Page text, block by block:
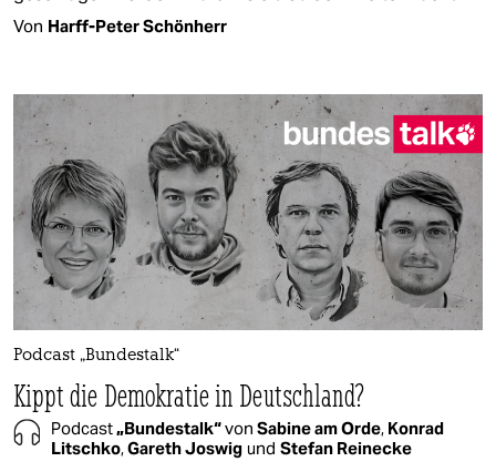
Von Harff-Peter Schönherr
Podcast „Bundestalk“
Kippt die Demokratie in Deutschland?
Podcast„Bundestalk“von Sabine am Orde, Konrad
Litschko,Gareth Joswig und Stefan Reinecke